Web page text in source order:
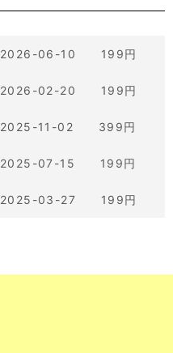
2026-06-10 199円
2026-02-20 199円
2025-11-02 399円
2025-07-15 199円
2025-03-27 199円